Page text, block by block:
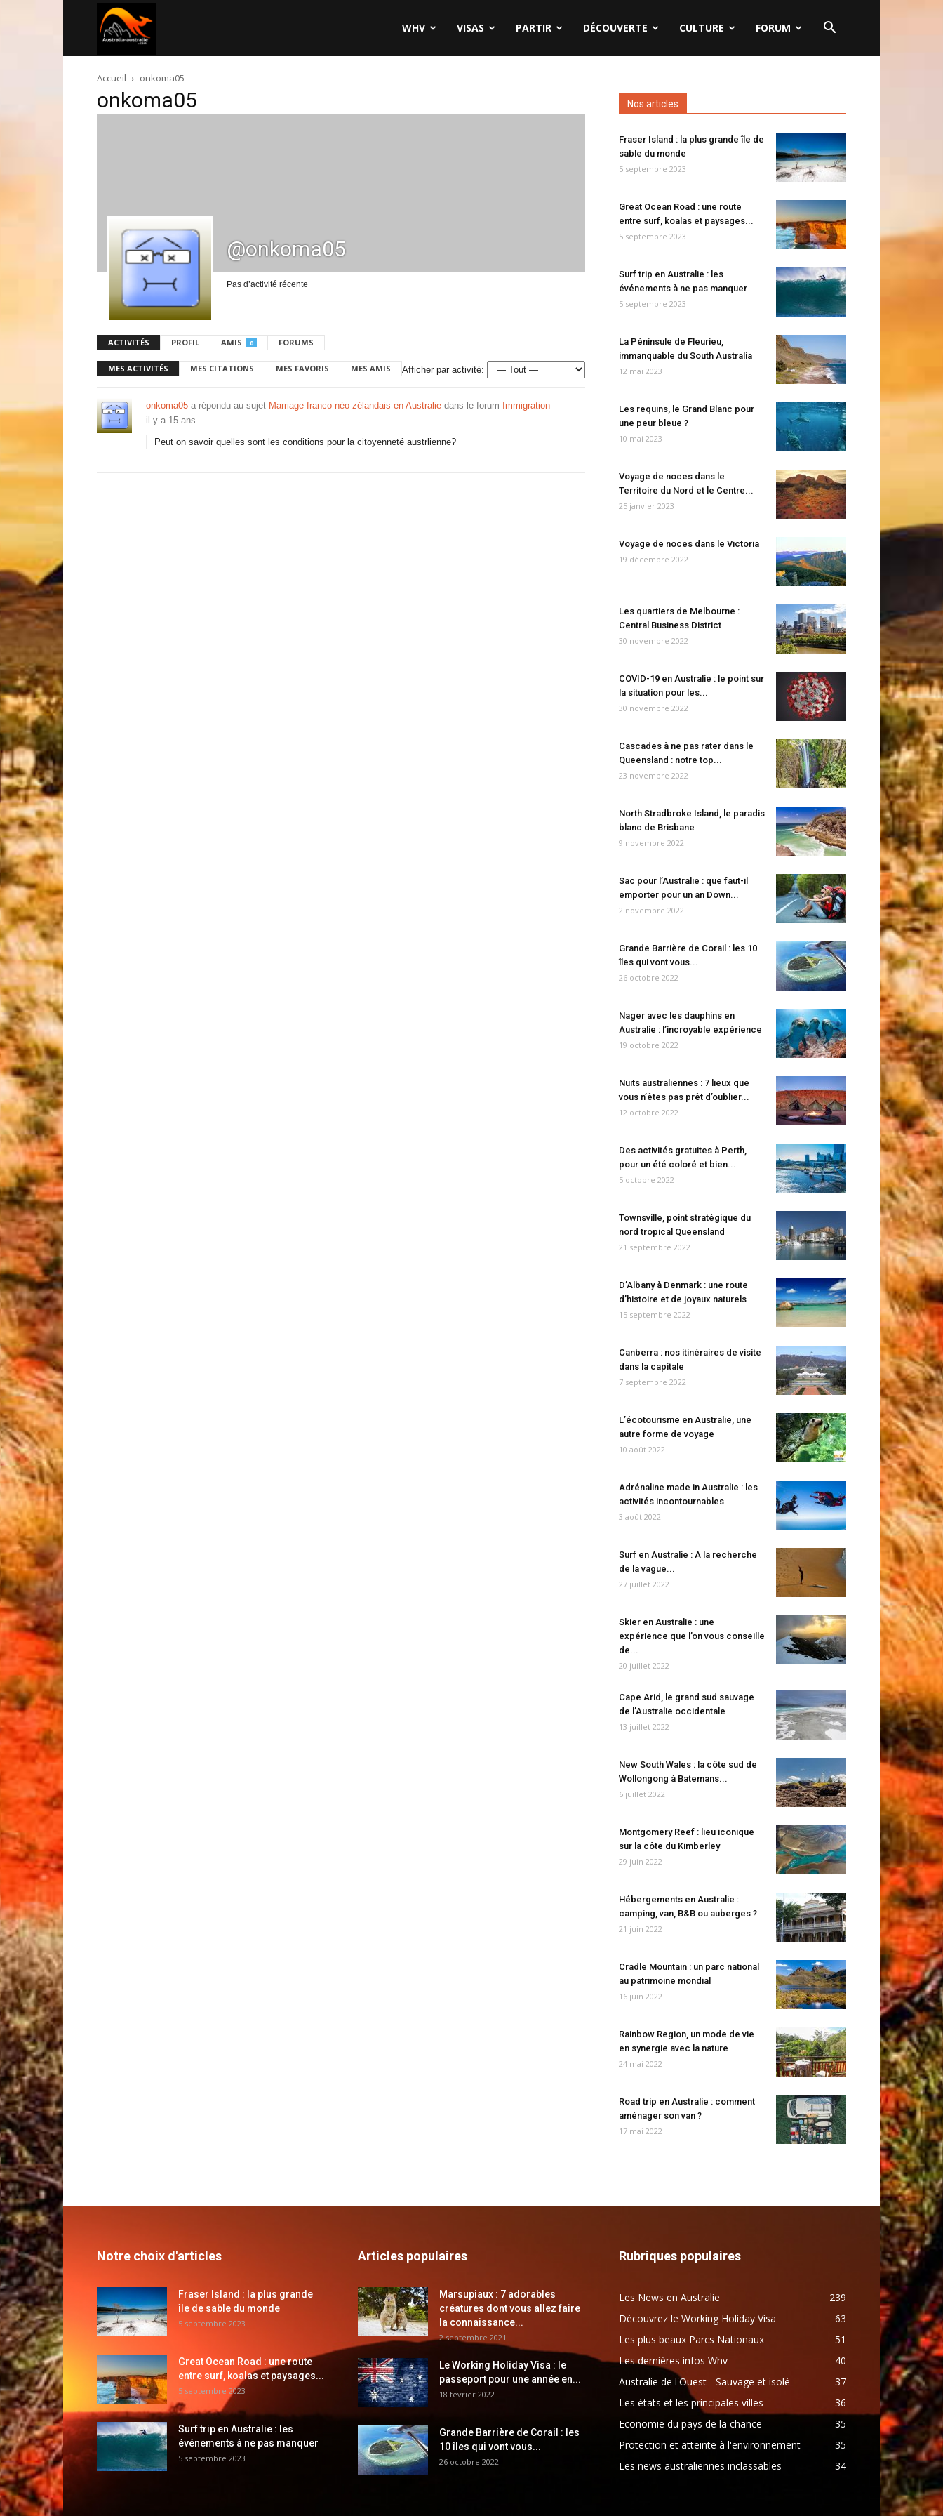
australie.com
WHV VISAS PARTIR DÉCOUVERTE CULTURE FORUM
Accueil onkoma05
onkoma05
@onkoma05
Pas d’activité récente
ACTIVITÉS PROFIL AMIS 0 FORUMS
MES ACTIVITÉS MES CITATIONS MES FAVORIS MES AMIS Afficher par activité:
onkoma05 a répondu au sujet Marriage franco-néo-zélandais en Australie dans le forum Immigration
il y a 15 ans
Peut on savoir quelles sont les conditions pour la citoyenneté austrlienne?
Nos articles
Fraser Island : la plus grande île de
sable du monde
5 septembre 2023
Great Ocean Road : une route
entre surf, koalas et paysages...
5 septembre 2023
Surf trip en Australie : les
événements à ne pas manquer
5 septembre 2023
La Péninsule de Fleurieu,
immanquable du South Australia
12 mai 2023
Les requins, le Grand Blanc pour
une peur bleue ?
10 mai 2023
Voyage de noces dans le
Territoire du Nord et le Centre...
25 janvier 2023
Voyage de noces dans le Victoria
19 décembre 2022
Les quartiers de Melbourne :
Central Business District
30 novembre 2022
COVID-19 en Australie : le point sur
la situation pour les...
30 novembre 2022
Cascades à ne pas rater dans le
Queensland : notre top...
23 novembre 2022
North Stradbroke Island, le paradis
blanc de Brisbane
9 novembre 2022
Sac pour l’Australie : que faut-il
emporter pour un an Down...
2 novembre 2022
Grande Barrière de Corail : les 10
îles qui vont vous...
26 octobre 2022
Nager avec les dauphins en
Australie : l’incroyable expérience
19 octobre 2022
Nuits australiennes : 7 lieux que
vous n’êtes pas prêt d’oublier...
12 octobre 2022
Des activités gratuites à Perth,
pour un été coloré et bien...
5 octobre 2022
Townsville, point stratégique du
nord tropical Queensland
21 septembre 2022
D’Albany à Denmark : une route
d’histoire et de joyaux naturels
15 septembre 2022
Canberra : nos itinéraires de visite
dans la capitale
7 septembre 2022
L’écotourisme en Australie, une
autre forme de voyage
10 août 2022
Adrénaline made in Australie : les
activités incontournables
3 août 2022
Surf en Australie : A la recherche
de la vague...
27 juillet 2022
Skier en Australie : une
expérience que l’on vous conseille
de...
20 juillet 2022
Cape Arid, le grand sud sauvage
de l’Australie occidentale
13 juillet 2022
New South Wales : la côte sud de
Wollongong à Batemans...
6 juillet 2022
Montgomery Reef : lieu iconique
sur la côte du Kimberley
29 juin 2022
Hébergements en Australie :
camping, van, B&B ou auberges ?
21 juin 2022
Cradle Mountain : un parc national
au patrimoine mondial
16 juin 2022
Rainbow Region, un mode de vie
en synergie avec la nature
24 mai 2022
Road trip en Australie : comment
aménager son van ?
17 mai 2022
Notre choix d'articles
Fraser Island : la plus grande
île de sable du monde
5 septembre 2023
Great Ocean Road : une route
entre surf, koalas et paysages...
5 septembre 2023
Surf trip en Australie : les
événements à ne pas manquer
5 septembre 2023
Articles populaires
Marsupiaux : 7 adorables
créatures dont vous allez faire
la connaissance...
2 septembre 2021
Le Working Holiday Visa : le
passeport pour une année en...
18 février 2022
Grande Barrière de Corail : les
10 îles qui vont vous...
26 octobre 2022
Rubriques populaires
Les News en Australie
239
Découvrez le Working Holiday Visa
63
Les plus beaux Parcs Nationaux
51
Les dernières infos Whv
40
Australie de l'Ouest - Sauvage et isolé
37
Les états et les principales villes
36
Economie du pays de la chance
35
Protection et atteinte à l'environnement
35
Les news australiennes inclassables
34